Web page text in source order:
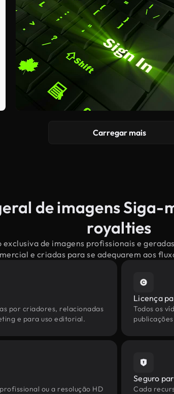
Carregar mais
de imagens Siga-
royalties
exclusiva de imagens profissionais e
e criadas para se adequarem aos
por criadores, relacionadas
e para uso editorial.
Licença
Todos os
ou a resolução HD
Seguro
Cada